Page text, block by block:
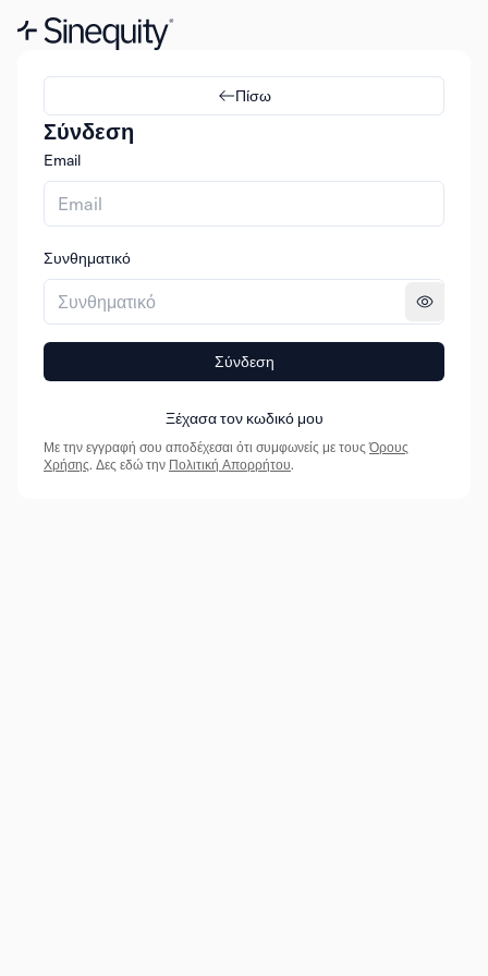
Πίσω
Σύνδεση
Email
Συνθηματικό
Σύνδεση
Ξέχασα τον κωδικό μου
Με την εγγραφή σου αποδέχεσαι ότι συμφωνείς με τουςΌρους
Χρήσης. Δες εδώ την Πολιτική Απορρήτου.